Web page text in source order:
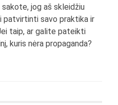
sakote, jog aš skleidžiu
patvirtinti savo praktika ir
taip, ar galite pateikti
kuris nėra propaganda?